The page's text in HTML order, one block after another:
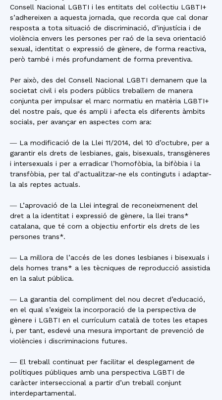
Consell Nacional LGBTI i les entitats del col·lectiu LGBTI+
s’adhereixen a aquesta jornada, que recorda que cal donar
resposta a tota situació de discriminació, d’injustícia i de
violència envers les persones per raó de la seva orientació
sexual, identitat o expressió de gènere, de forma reactiva,
però també i més profundament de forma preventiva.
Per això, des del Consell Nacional LGBTI demanem que la
societat civil i els poders públics treballem de manera
conjunta per impulsar el marc normatiu en matèria LGBTI+
del nostre país, que és ampli i afecta els diferents àmbits
socials, per avançar en aspectes com ara:
― La modificació de la Llei 11/2014, del 10 d’octubre, per a
garantir els drets de lesbianes, gais, bisexuals, transgèneres
i intersexuals i per a erradicar l’homofòbia, la bifòbia i la
transfòbia, per tal d’actualitzar-ne els continguts i adaptar-
la als reptes actuals.
― L’aprovació de la Llei integral de reconeixmenent del
dret a la identitat i expressió de gènere, la llei trans*
catalana, que té com a objectiu enfortir els drets de les
persones trans*.
― La millora de l’accés de les dones lesbianes i bisexuals i
dels homes trans* a les tècniques de reproducció assistida
en la salut pública.
― La garantia del compliment del nou decret d’educació,
en el qual s’exigeix la incorporació de la perspectiva de
gènere i LGBTI en el currículum català de totes les etapes
i, per tant, esdevé una mesura important de prevenció de
violències i discriminacions futures.
― El treball continuat per facilitar el desplegament de
polítiques públiques amb una perspectiva LGBTI de
caràcter interseccional a partir d’un treball conjunt
interdepartamental.